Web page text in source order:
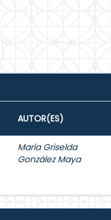
AUTOR(ES)
María Griselda
González Maya